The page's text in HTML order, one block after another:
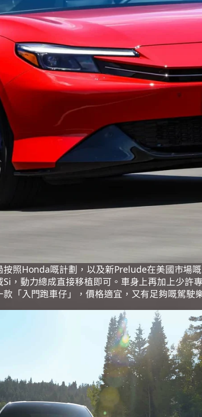
照Honda嘅計劃，以及新Prelude在美國市場
，動力總成直接移植即可。車身上再加上少
「入門跑車仔」，價格適宜，又有足夠嘅駕駛